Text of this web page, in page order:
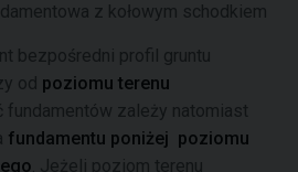
z kołowym schodkiem
bezpośredni profil gruntu
od poziomu terenu
fundamentów zależy natomiast
fundamentu poniżej poziomu
. Jeżeli poziom terenu